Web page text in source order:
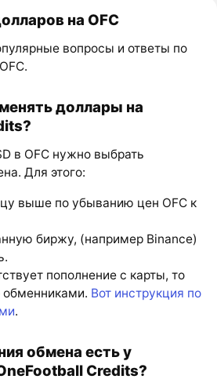
на OFC
вопросы и ответы по
доллары на
в OFC нужно выбрать
Для этого:
выше по убыванию цен OFC к
биржу, (например Binance)
пополнение с карты, то
обменниками. Вот инструкция по
.
обмена есть у
Credits?